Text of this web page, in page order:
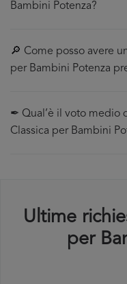
Bambini Potenza?
🔎 Come posso avere
per Bambini Potenza
✒ Qual’è il voto medio
Classica per Bambini
Ultime
per